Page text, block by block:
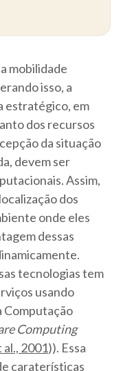
a mobilidade
isso, a
estratégico, em
dos recursos
da situação
devem ser
Assim,
dos
onde eles
dessas
tecnologias tem
usando
Computação
Computing
al., 2001)). Essa
caraterísticas